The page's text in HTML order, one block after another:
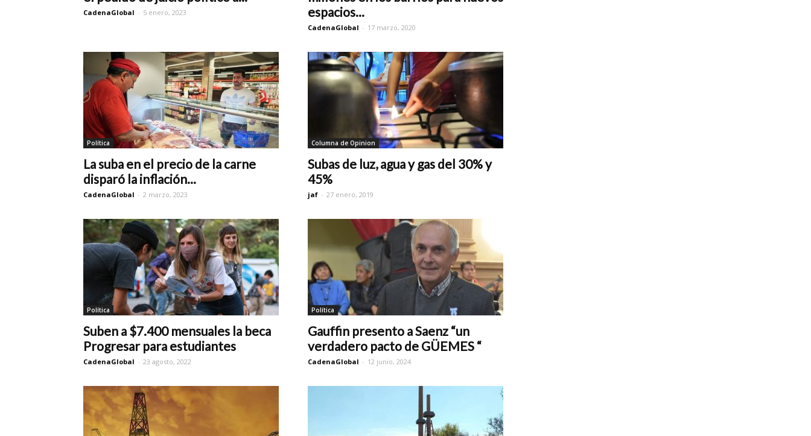
CadenaGlobal - 5 enero, 2023
espacios...
CadenaGlobal - 17 marzo, 2020
Política
La suba en el precio de la carne
disparó la inflación...
CadenaGlobal - 2 marzo, 2023
Columna de Opinion
Subas de luz, agua y gas del 30% y
45%
jaf - 27 enero, 2019
Política
Suben a $7.400 mensuales la beca
Progresar para estudiantes
CadenaGlobal - 23 agosto, 2022
Política
Gauffin presento a Saenz “un
verdadero pacto de GÜEMES “
CadenaGlobal - 12 junio, 2024